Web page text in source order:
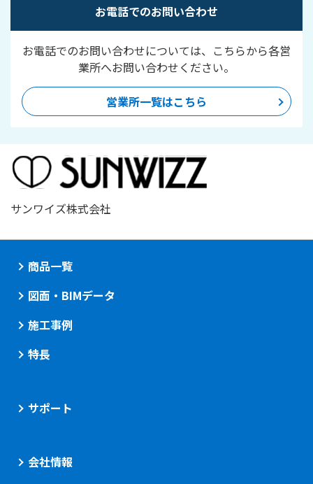
お電話でのお問い合わせ
お電話でのお問い合わせについては、こちらから各営
業所へお問い合わせください。
営業所一覧はこちら
サンワイズ株式会社
商品一覧
図面・BIMデータ
施工事例
特長
サポート
会社情報